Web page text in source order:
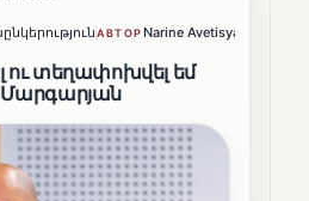
АВТОРNarine Avetisyan
ու տեղափոխվել եմ
Մարգարյան